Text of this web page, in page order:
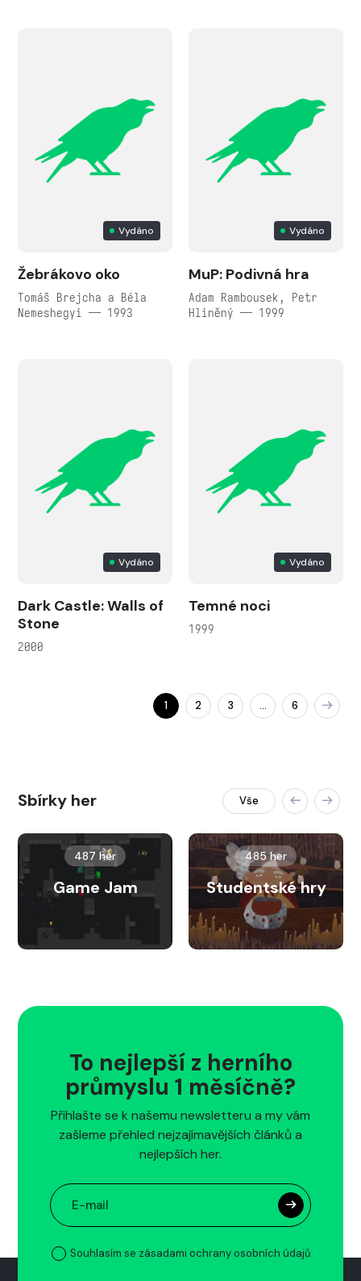
Vydáno
Žebrákovo oko
Tomáš Brejcha a Béla
Nemeshegyi — 1993
Vydáno
MuP: Podivná hra
Adam Rambousek, Petr
Hliněný — 1999
Vydáno
Dark Castle: Walls of
Stone
2000
Vydáno
Temné noci
1999
1 2 3 … 6
Sbírky her Vše
487 her
Game Jam
485 her
Studentské hry
To nejlepší z herního
průmyslu 1 měsíčně?
Přihlašte se k našemu newsletteru a my vám
zašleme přehled nejzajímavějších článků a
nejlepších her.
Souhlasím se zásadami ochrany osobních údajů